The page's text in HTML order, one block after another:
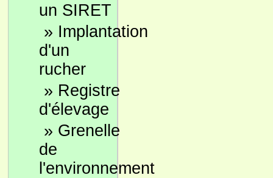
un SIRET
» Implantation
d'un
rucher
» Registre
d'élevage
» Grenelle
de
l'environnement